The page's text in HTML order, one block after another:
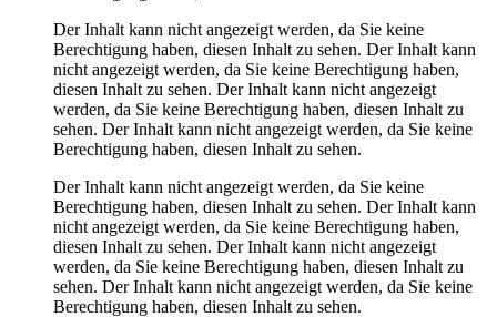
Der Inhalt kann nicht angezeigt werden, da Sie keine
Berechtigung haben, diesen Inhalt zu sehen. Der Inhalt kann
nicht angezeigt werden, da Sie keine Berechtigung haben,
diesen Inhalt zu sehen. Der Inhalt kann nicht angezeigt
werden, da Sie keine Berechtigung haben, diesen Inhalt zu
sehen. Der Inhalt kann nicht angezeigt werden, da Sie keine
Berechtigung haben, diesen Inhalt zu sehen.
Der Inhalt kann nicht angezeigt werden, da Sie keine
Berechtigung haben, diesen Inhalt zu sehen. Der Inhalt kann
nicht angezeigt werden, da Sie keine Berechtigung haben,
diesen Inhalt zu sehen. Der Inhalt kann nicht angezeigt
werden, da Sie keine Berechtigung haben, diesen Inhalt zu
sehen. Der Inhalt kann nicht angezeigt werden, da Sie keine
Berechtigung haben, diesen Inhalt zu sehen.